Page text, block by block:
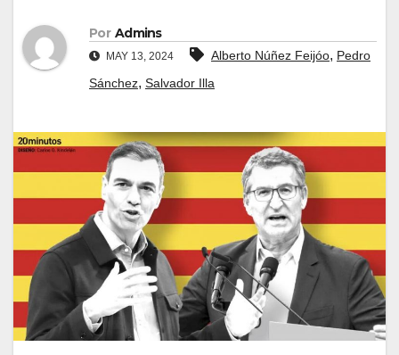
Por Admins
MAY 13, 2024 Alberto Núñez Feijóo, Pedro
Sánchez, Salvador Illa